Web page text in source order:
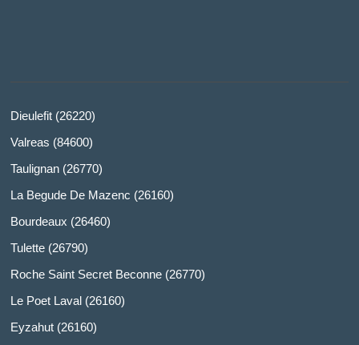
Dieulefit (26220)
Valreas (84600)
Taulignan (26770)
La Begude De Mazenc (26160)
Bourdeaux (26460)
Tulette (26790)
Roche Saint Secret Beconne (26770)
Le Poet Laval (26160)
Eyzahut (26160)